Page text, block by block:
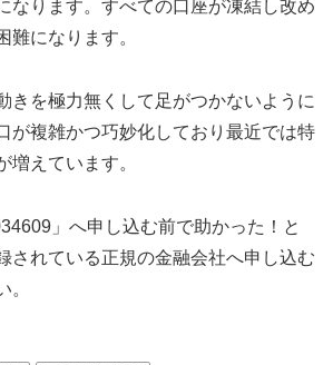
なります。すべての口座が凍結し改め
難になります。
きを極力無くして足がつかないように
が複雑かつ巧妙化しており最近では特
増えています。
」へ申し込む前で助かった！と
されている正規の金融会社へ申し込む
。